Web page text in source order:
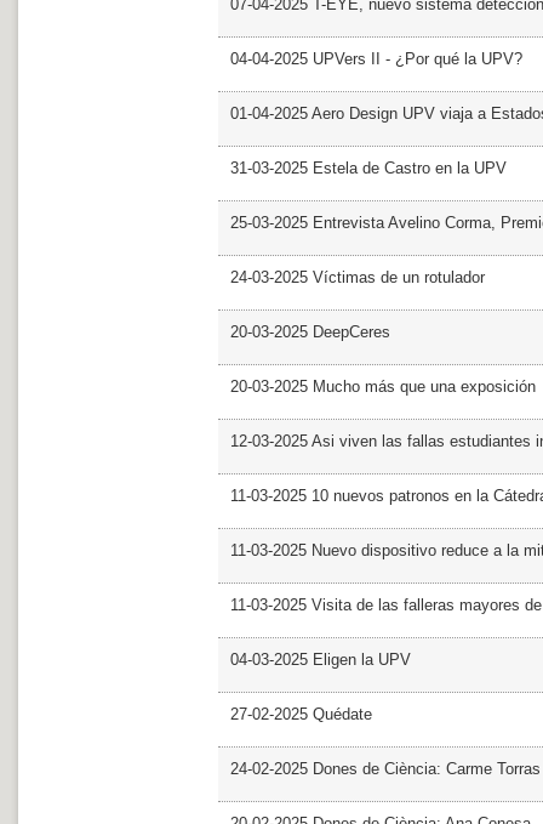
07-04-2025 T-EYE, nuevo sistema
04-04-2025 UPVers II - ¿Por qué la UPV?
01-04-2025 Aero Design UPV viaja a
31-03-2025 Estela de Castro en la UPV
25-03-2025 Entrevista Avelino Corma,
24-03-2025 Víctimas de un rotulador
20-03-2025 DeepCeres
20-03-2025 Mucho más que una exposición
12-03-2025 Asi viven las fallas estudiantes
11-03-2025 10 nuevos patronos en la
11-03-2025 Nuevo dispositivo reduce a la
11-03-2025 Visita de las falleras mayores
04-03-2025 Eligen la UPV
27-02-2025 Quédate
24-02-2025 Dones de Ciència: Carme Torras